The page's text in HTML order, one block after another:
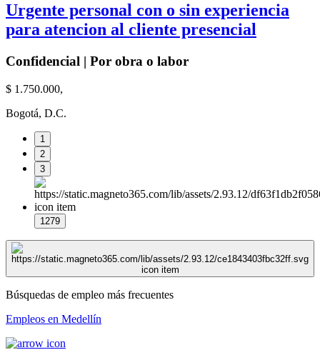
Urgente personal con o sin experiencia
para atencion al cliente presencial
Confidencial | Por obra o labor
$ 1.750.000,
Bogotá, D.C.
1
2
3
1279
Búsquedas de empleo más frecuentes
Empleos en Medellín